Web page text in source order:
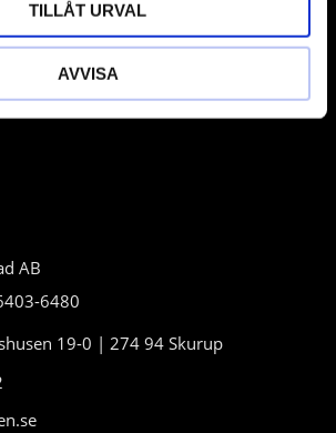
TILLÅT URVAL
AVVISA
AB
6480
19-0 | 274 94 Skurup